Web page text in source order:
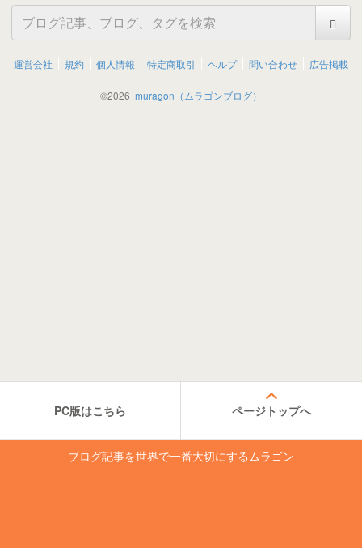
運営会社 規約 個人情報 特定商取引 ヘルプ 問い合わせ 広告掲載
©2026 muragon（ムラゴンブログ）
PC版はこちら ページトップへ
ブログ記事を世界で一番大切にするムラゴン